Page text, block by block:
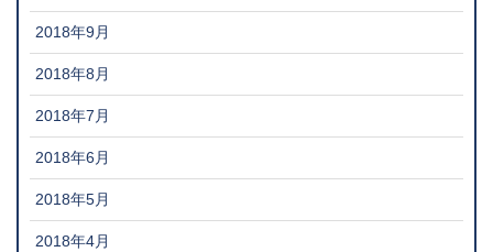
2018年9月
2018年8月
2018年7月
2018年6月
2018年5月
2018年4月